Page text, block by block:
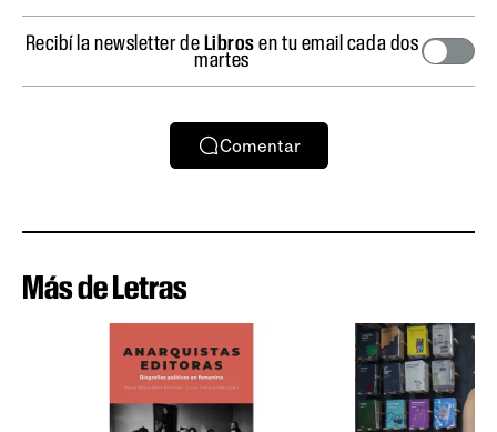
Recibí la newsletter deLibrosen tu email cada dos
martes
Comentar
Más de Letras